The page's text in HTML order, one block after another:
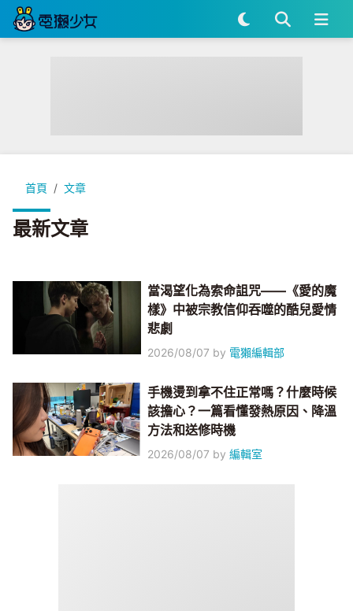
首頁 文章
最新文章
當渴望化為索命詛咒——《愛的魔
樣》中被宗教信仰吞噬的酷兒愛情
悲劇
2026/08/07 by 電獺編輯部
手機燙到拿不住正常嗎？什麼時候
該擔心？一篇看懂發熱原因、降溫
方法和送修時機
2026/08/07 by編輯室